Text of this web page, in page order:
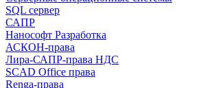
SQL сервер
САПР
Нанософт Разработка
АСКОН-права
Лира-САПР-права НДС
SCAD Office права
Renga-права